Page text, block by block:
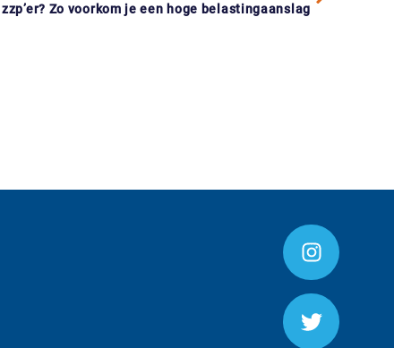
Zo voorkom je een hoge belastingaanslag